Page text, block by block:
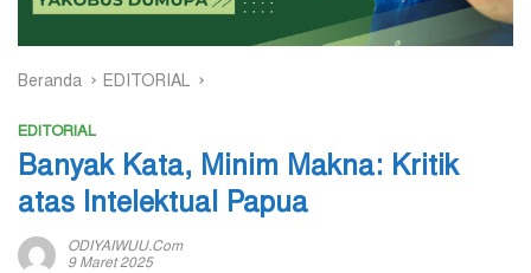
Beranda EDITORIAL
EDITORIAL
Banyak Kata, Minim Makna: Kritik
atas Intelektual Papua
ODIYAIWUU.com
9 Maret 2025